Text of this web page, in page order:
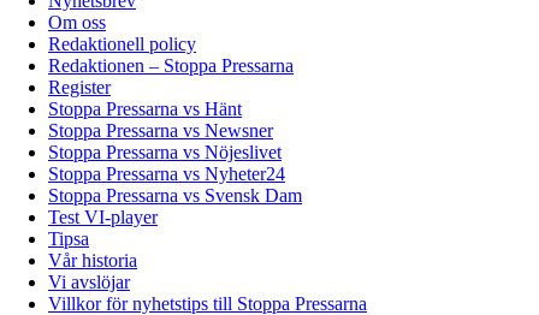
Om oss
Redaktionell policy
Redaktionen – Stoppa Pressarna
Register
Stoppa Pressarna vs Hänt
Stoppa Pressarna vs Newsner
Stoppa Pressarna vs Nöjeslivet
Stoppa Pressarna vs Nyheter24
Stoppa Pressarna vs Svensk Dam
Test VI-player
Tipsa
Vår historia
Vi avslöjar
Villkor för nyhetstips till Stoppa Pressarna